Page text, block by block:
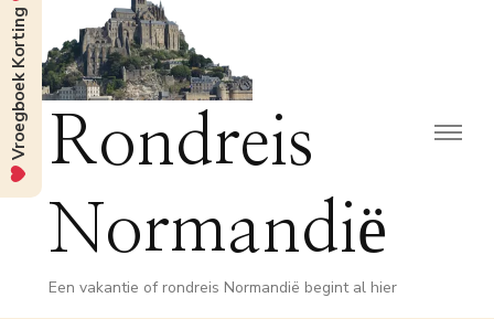
Rondreis
Normandië
Een vakantie of rondreis Normandië begint al hier
Vroegboek Korting